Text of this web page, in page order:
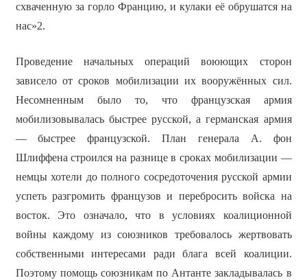
схваченную за горло Францию, и кулаки её обрушатся на
нас»2.
Проведение начальных операций воюющих сторон
зависело от сроков мобилизации их вооружённых сил.
Несомненным было то, что французская армия
мобилизовывалась быстрее русской, а германская армия
— быстрее французской. План генерала А. фон
Шлиффена строился на разнице в сроках мобилизации —
немцы хотели до полного сосредоточения русской армии
успеть разгромить французов и перебросить войска на
восток. Это означало, что в условиях коалиционной
войны каждому из союзников требовалось жертвовать
собственными интересами ради блага всей коалиции.
Поэтому помощь союзникам по Антанте закладывалась в